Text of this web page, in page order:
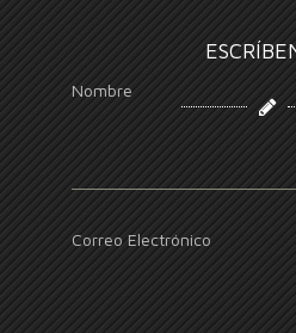
Nombre
Correo Electrónico